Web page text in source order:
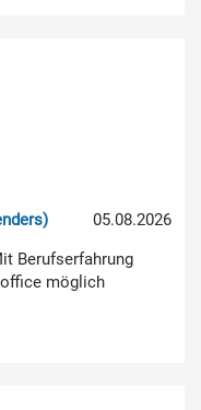
05.08.2026
Berufserfahrung
möglich